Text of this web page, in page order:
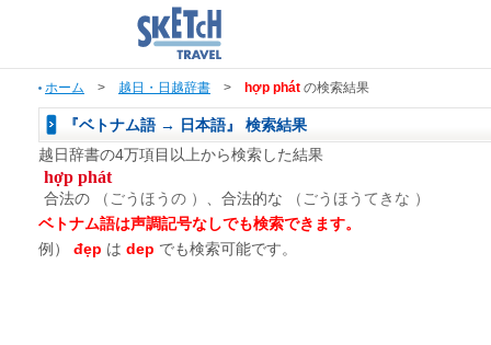
ホーム > 越日・日越辞書 > hợp phát の検索結果
『ベトナム語 → 日本語』 検索結果
越日辞書の4万項目以上から検索した結果
hợp phát
合法の （ごうほうの ） 、合法的な （ごうほうてきな ）
ベトナム語は声調記号なしでも検索できます。
例）
đẹp は dep でも検索可能です。